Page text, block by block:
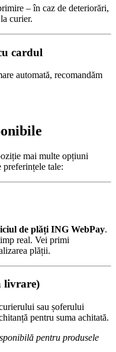
– în caz de deteriorări,
curier.
cardul
automată, recomandăm
mai multe opțiuni
tale:
de plăți ING WebPay.
real. Vei primi
plății.
livrare)
sau șoferului
pentru suma achitată.
pentru produsele